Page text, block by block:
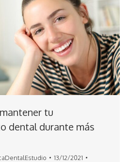
tu
dental durante más
13/12/2021